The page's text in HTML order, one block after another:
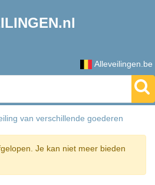
Alleveilingen.be
van verschillende goederen
Je kan niet meer bieden